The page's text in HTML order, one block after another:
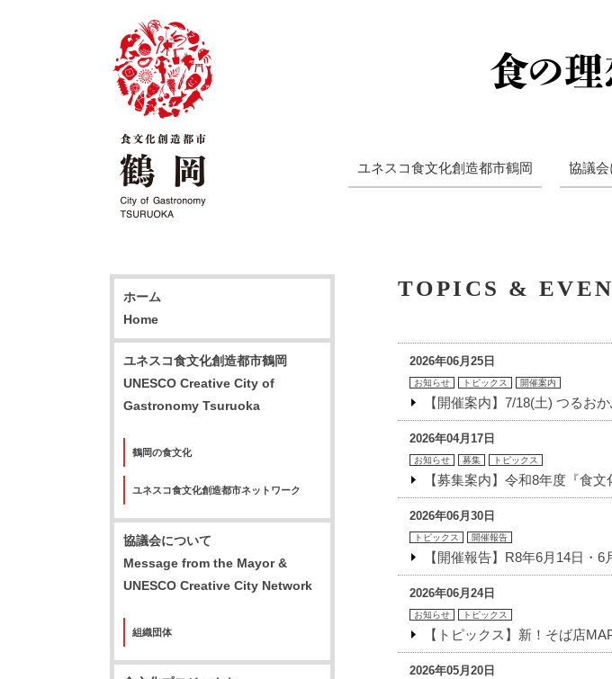
ユネスコ食文化創造都市鶴岡 協議会
TOPICS &
2026年06月25日
お知らせ トピックス 開催案内
【開催案内】7/18(土) つるお
2026年04月17日
お知らせ 募集 トピックス
【募集案内】令和8年度『食
2026年06月30日
トピックス 開催報告
【開催報告】R8年6月14日・
2026年06月24日
お知らせ トピックス
【トピックス】新！そば店
2026年05月20日
ホーム
Home
ユネスコ食文化創造都市鶴岡
UNESCO Creative City of
Gastronomy Tsuruoka
鶴岡の食文化
ユネスコ食文化創造都市ネットワーク
協議会について
Message from the Mayor &
UNESCO Creative City Network
組織団体